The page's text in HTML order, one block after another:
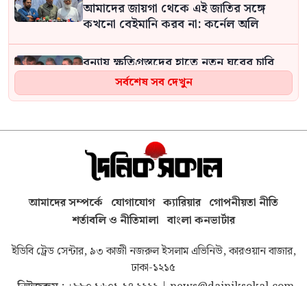
আমাদের জায়গা থেকে এই জাতির সঙ্গে
কখনো বেইমানি করব না: কর্নেল অলি
বন্যায় ক্ষতিগ্রস্তদের হাতে নতুন ঘরের চাবি
তুলে দিলেন প্রধানমন্ত্রী তারেক রহমান
অ্যাম্বুল্যান্সে ঢাকায়
ইলিশ মাছ ধরতেও বিএনপির নেতাকে দিতে
হবে চাঁদা
স্বামীর প্রতি অভিমানের চিরকুট লিখে গৃহবধূর
আত্মহত্যা
সর্বশেষ সব দেখুন
আমাদের সম্পর্কে যোগাযোগ ক্যারিয়ার গোপনীয়তা নীতি
শর্তাবলি ও নীতিমালা বাংলা কনভার্টার
ইডিবি ট্রেড সেন্টার, ৯৩ কাজী নজরুল ইসলাম এভিনিউ, কারওয়ান বাজার,
ঢাকা-১২১৫